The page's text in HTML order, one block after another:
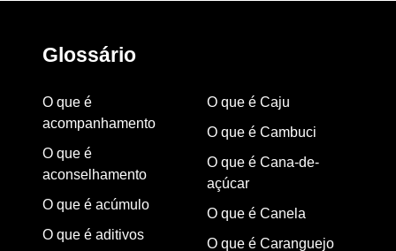
Glossário
O que é
acompanhamento
O que é
aconselhamento
O que é acúmulo
O que é aditivos
O que é Caju
O que é Cambuci
O que é Cana-de-
açúcar
O que é Canela
O que é Caranguejo